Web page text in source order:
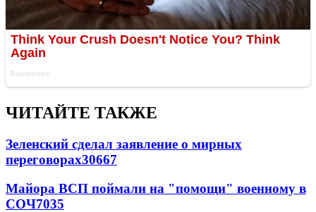
ЧИТАЙТЕ ТАКЖЕ
Зеленский сделал заявление о мирных
переговорах30667
Майора ВСП поймали на "помощи" военному в
СОЧ7035